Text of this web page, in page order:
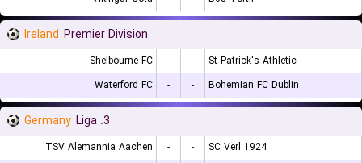
Ireland Premier Division
Shelbourne FC - -
St Patrick's Athletic
Waterford FC
- - Bohemian FC Dublin
Germany 3. Liga
TSV Alemannia Aachen - -
SC Verl 1924